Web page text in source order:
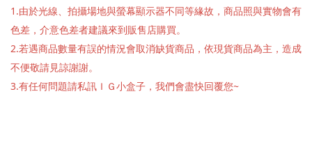
1.由於光線、拍攝場地與螢幕顯示器不同等緣故，商品照與實物會有
色差，介意色差者建議來到販售店購買。
2.若遇商品數量有誤的情況會取消缺貨商品，依現貨商品為主，造成
不便敬請見諒謝謝。
3.有任何問題請私訊ＩＧ小盒子，我們會盡快回覆您~